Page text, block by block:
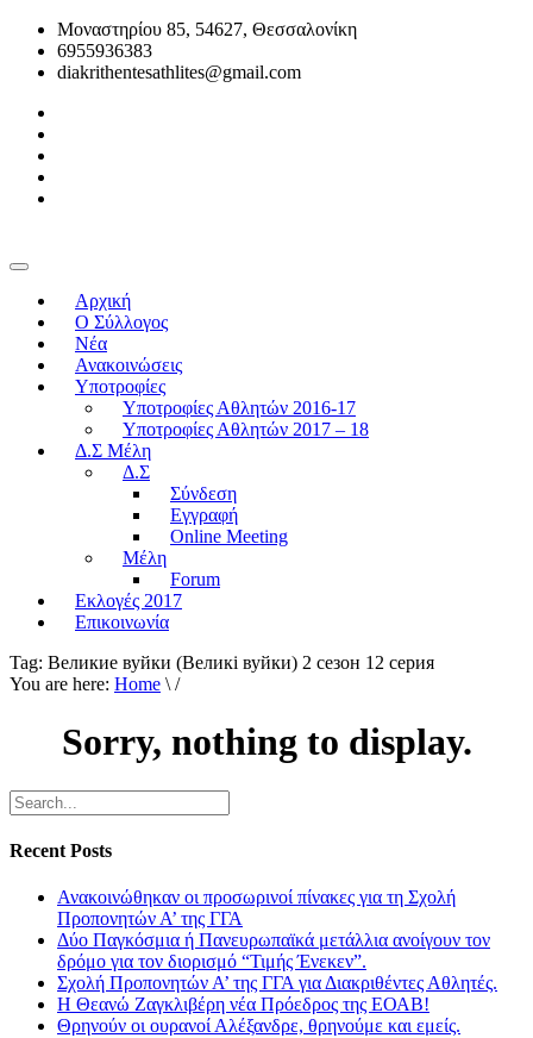
Μοναστηρίου 85, 54627, Θεσσαλονίκη
6955936383
diakrithentesathlites@gmail.com
Αρχική
O Σύλλογος
Νέα
Ανακοινώσεις
Υποτροφίες
Υποτροφίες Αθλητών 2016-17
Υποτροφίες Αθλητών 2017 – 18
Δ.Σ Μέλη
Δ.Σ
Σύνδεση
Εγγραφή
Online Meeting
Μέλη
Forum
Εκλογές 2017
Επικοινωνία
Tag: Великие вуйки (Великi вуйки) 2 сезон 12 серия
You are here: Home \ /
Sorry, nothing to display.
Recent Posts
Ανακοινώθηκαν οι προσωρινοί πίνακες για τη Σχολή
Προπονητών Α’ της ΓΓΑ
Δύο Παγκόσμια ή Πανευρωπαϊκά μετάλλια ανοίγουν τον
δρόμο για τον διορισμό “Τιμής Ένεκεν”.
Σχολή Προπονητών Α’ της ΓΓΑ για Διακριθέντες Αθλητές.
Η Θεανώ Ζαγκλιβέρη νέα Πρόεδρος της ΕΟΑΒ!
Θρηνούν οι ουρανοί Αλέξανδρε, θρηνούμε και εμείς.